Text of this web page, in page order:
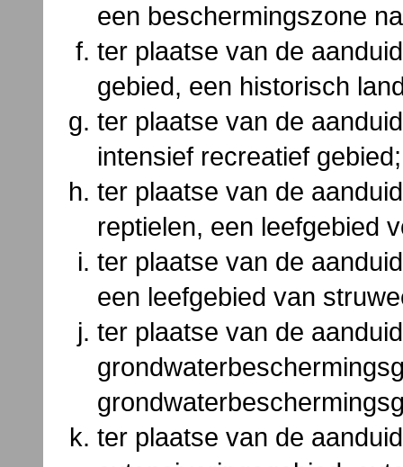
een beschermingszone
ter plaatse van de
gebied, een historisch
ter plaatse van de
intensief recreatief gebied;
ter plaatse van de
reptielen, een leefgebied
ter plaatse van de
een leefgebied van
ter plaatse van de
ter plaatse van de